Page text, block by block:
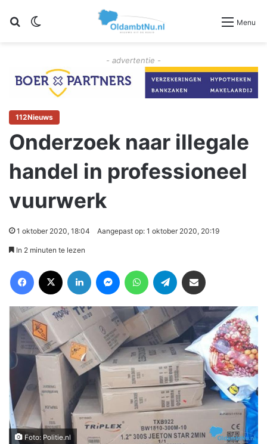
Zoeken Menu
- advertentie -
112Nieuws
Onderzoek naar illegale
handel in professioneel
vuurwerk
1 oktober 2020, 18:04 Aangepast op: 1 oktober 2020, 20:19
In 2 minuten te lezen
Foto: Politie.nl